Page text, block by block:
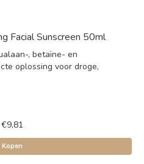
Facial Sunscreen 50ml
, betaïne- en
oplossing voor droge,
€9,81
Kopen